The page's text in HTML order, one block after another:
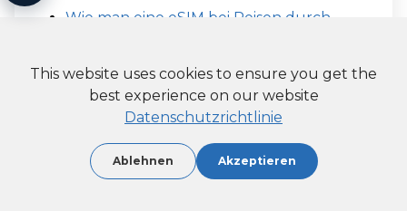
Wie man eine eSIM bei Reisen durch
Warum UPeSIM sicher und
vertrauenswürdig ist
About the author
This website uses cookies to ensure you get the
best experience on our website
Datenschutzrichtlinie
Ablehnen Akzeptieren